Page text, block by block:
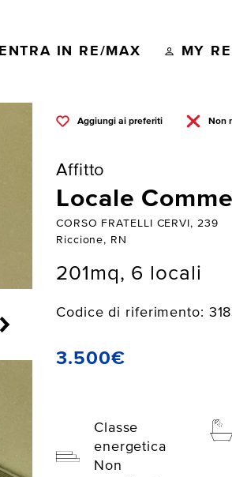
ENTRA IN RE/MAX MY
Aggiungi ai preferiti Non
Affitto
Locale
CORSO FRATELLI CERVI, 239
Riccione, RN
201mq, 6 locali
Codice di riferimento:
3.500€
Classe
energetica
Non